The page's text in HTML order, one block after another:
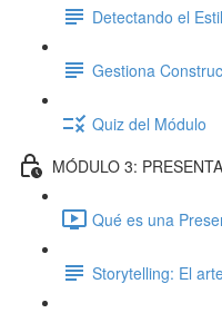
Detectando el
Gestiona
Quiz del Módulo
MÓDULO 3:
Qué es una
Storytelling: El